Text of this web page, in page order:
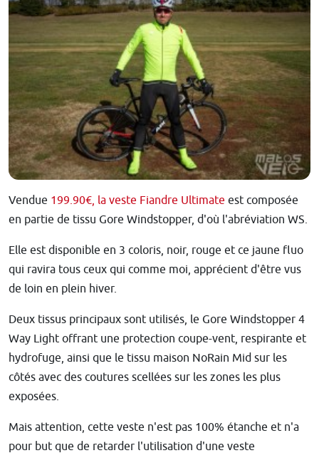
Vendue 199.90€, la veste Fiandre Ultimate est composée
en partie de tissu Gore Windstopper, d'où l'abréviation WS.
Elle est disponible en 3 coloris, noir, rouge et ce jaune fluo
qui ravira tous ceux qui comme moi, apprécient d'être vus
de loin en plein hiver.
Deux tissus principaux sont utilisés, le Gore Windstopper 4
Way Light offrant une protection coupe-vent, respirante et
hydrofuge, ainsi que le tissu maison NoRain Mid sur les
côtés avec des coutures scellées sur les zones les plus
exposées.
Mais attention, cette veste n'est pas 100% étanche et n'a
pour but que de retarder l'utilisation d'une veste